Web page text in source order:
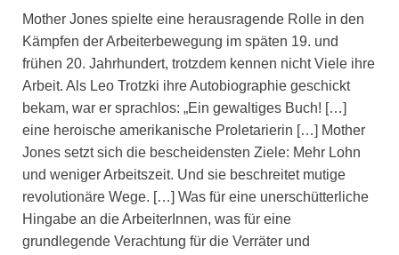
Mother Jones spielte eine herausragende Rolle in den
Kämpfen der Arbeiterbewegung im späten 19. und
frühen 20. Jahrhundert, trotzdem kennen nicht Viele ihre
Arbeit. Als Leo Trotzki ihre Autobiographie geschickt
bekam, war er sprachlos: „Ein gewaltiges Buch! […]
eine heroische amerikanische Proletarierin […] Mother
Jones setzt sich die bescheidensten Ziele: Mehr Lohn
und weniger Arbeitszeit. Und sie beschreitet mutige
revolutionäre Wege. […] Was für eine unerschütterliche
Hingabe an die ArbeiterInnen, was für eine
grundlegende Verachtung für die Verräter und